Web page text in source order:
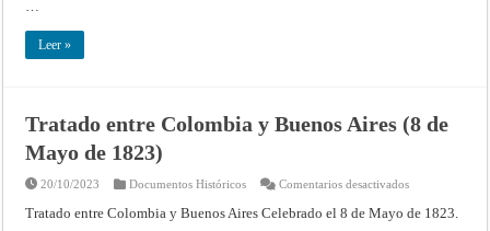
Leer »
Tratado entre Colombia y Buenos Aires (8 de
Mayo de 1823)
20/10/2023 Documentos Históricos Comentarios desactivadosen
entre
Colombia
Tratado entre Colombia y Buenos Aires Celebrado el 8 de Mayo de 1823.